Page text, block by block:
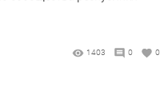
1403 0 0